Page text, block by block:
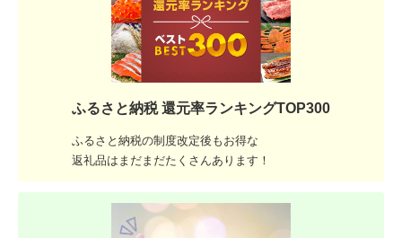
ふるさと納税 還元率ランキングTOP300
ふるさと納税の制度改定後もお得な
返礼品はまだまだたくさんあります！